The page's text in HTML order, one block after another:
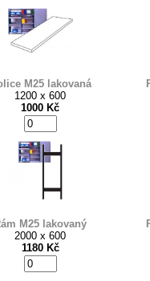
M25 lakovaná
1200 x 600
1000 Kč
M25 lakovaný
2000 x 600
1180 Kč